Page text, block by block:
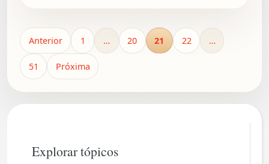
Anterior 1 … 20 21 22 …
51 Próxima
Explorar tópicos